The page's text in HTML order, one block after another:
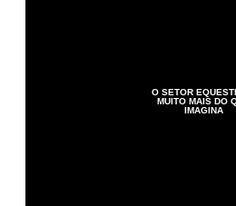
O SETOR
MUITO MAIS DO
IMAGINA